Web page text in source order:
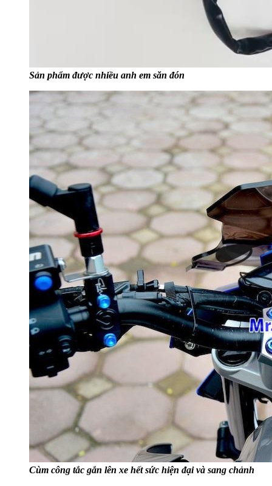
Sản phẩm được nhiều anh em săn đón
Cùm công tắc gắn lên xe hết sức hiện đại và sang chảnh